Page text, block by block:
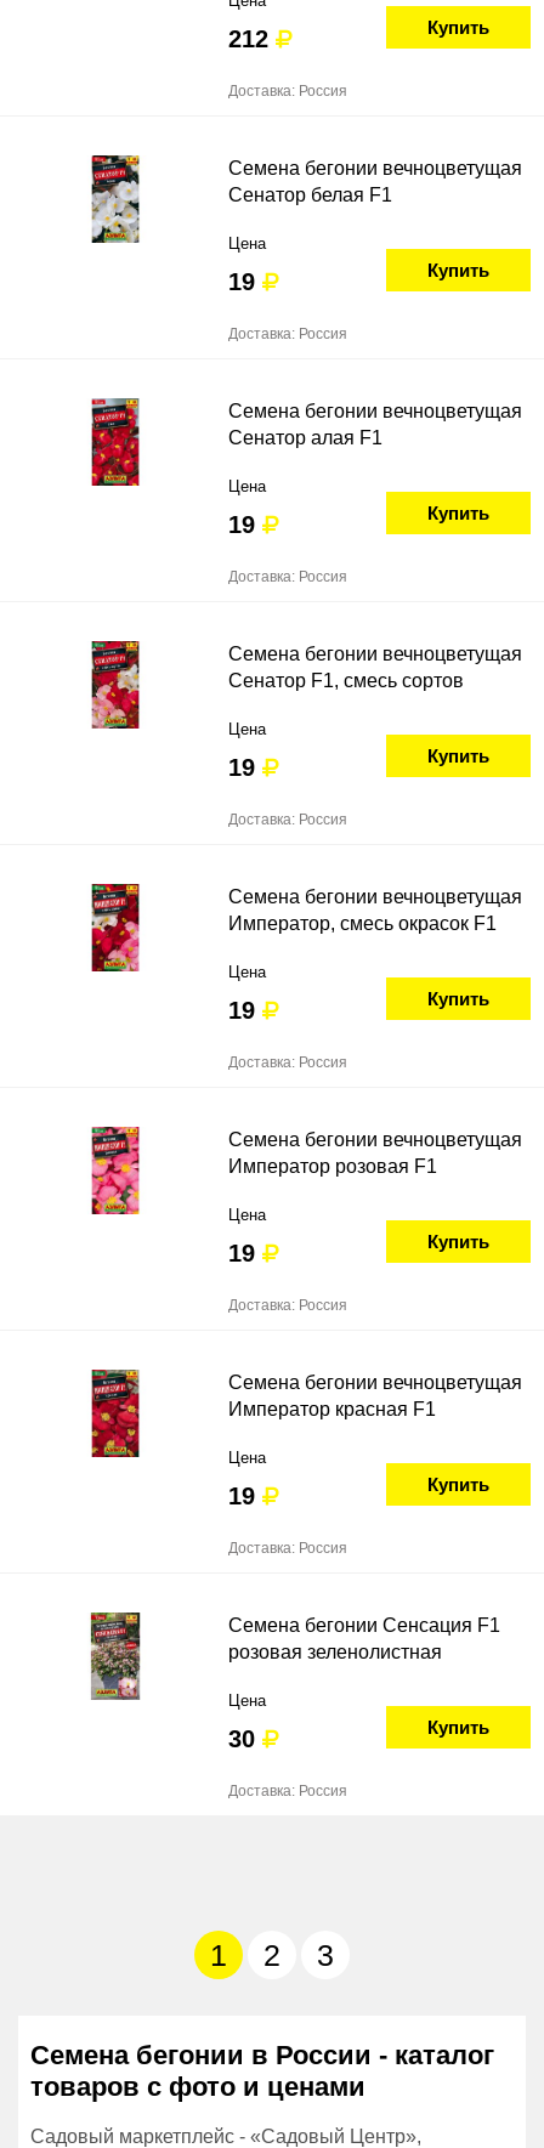
212 Купить
Доставка: Россия
Семена бегонии вечноцветущая
Сенатор белая F1
Цена
19 Купить
Доставка: Россия
Семена бегонии вечноцветущая
Сенатор алая F1
Цена
19 Купить
Доставка: Россия
Семена бегонии вечноцветущая
Сенатор F1, смесь сортов
Цена
19 Купить
Доставка: Россия
Семена бегонии вечноцветущая
Император, смесь окрасок F1
Цена
19 Купить
Доставка: Россия
Семена бегонии вечноцветущая
Император розовая F1
Цена
19 Купить
Доставка: Россия
Семена бегонии вечноцветущая
Император красная F1
Цена
19 Купить
Доставка: Россия
Семена бегонии Сенсация F1
розовая зеленолистная
Цена
30 Купить
Доставка: Россия
1 2 3
Семена бегонии в России - каталог
товаров с фото и ценами
Садовый маркетплейс - «Садовый Центр»,